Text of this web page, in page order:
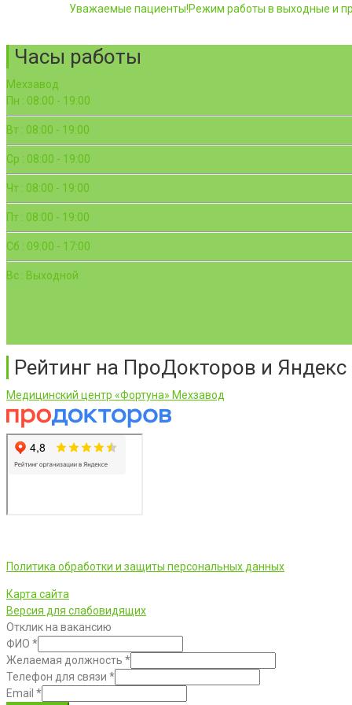
Уважаемые пациенты!Режим работы в выходные и
Часы работы
Мехзавод
Пн : 08:00 - 19:00
Вт : 08:00 - 19:00
Ср : 08:00 - 19:00
Чт : 08:00 - 19:00
Пт : 08:00 - 19:00
Сб : 09:00 - 17:00
Вс : Выходной
Рейтинг на ПроДокторов и Яндекс
Медицинский центр «Фортуна» Мехзавод
Политика обработки и защиты персональных данных
Карта сайта
Версия для слабовидящих
Отклик на вакансию
ФИО *
Желаемая должность *
Телефон для связи *
Email *